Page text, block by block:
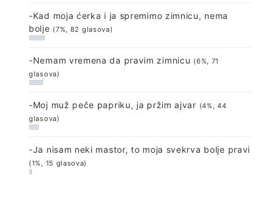
-Kad moja ćerka i ja spremimo zimnicu, nema
bolje (7%, 82 glasova)
-Nemam vremena da pravim zimnicu (6%, 71
glasova)
-Moj muž peče papriku, ja pržim ajvar (4%, 44
glasova)
-Ja nisam neki mastor, to moja svekrva bolje pravi
(1%, 15 glasova)